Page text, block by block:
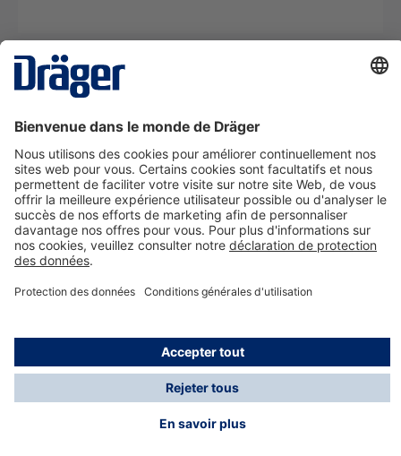
La technologie
Nous contacter
A propos de Dräger
Informations
*Les taxes et les frais d'expédition ne sont pas inclus
dans les prix indiqués, sauf mention contraire. Des frais
supplémentaires peuvent s'appliquer.